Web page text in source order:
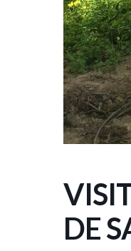
DE